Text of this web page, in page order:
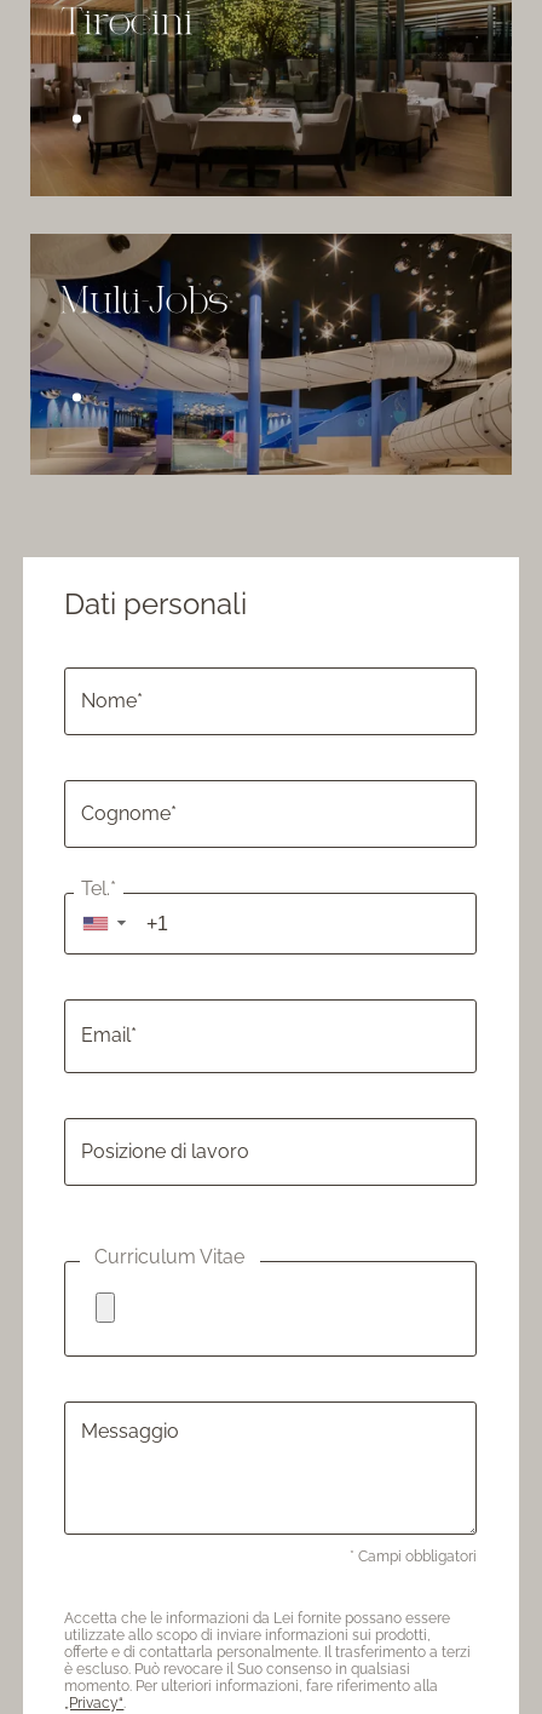
Tirocini
Multi-Jobs
Dati personali
Nome*
Cognome*
Tel.*
▼
Email*
Posizione di lavoro
Curriculum Vitae
Messaggio
* Campi obbligatori
Accetta che le informazioni da Lei fornite possano essere
utilizzate allo scopo di inviare informazioni sui prodotti,
offerte e di contattarla personalmente. Il trasferimento a terzi
è escluso. Può revocare il Suo consenso in qualsiasi
momento. Per ulteriori informazioni, fare riferimento alla
„Privacy“.